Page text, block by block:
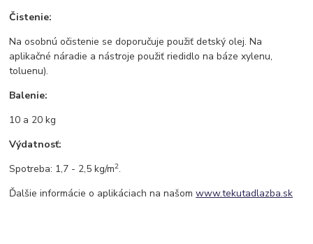
Čistenie:
Na osobnú očistenie se doporučuje použiť detský olej. Na
aplikačné náradie a nástroje použiť riedidlo na báze xylenu,
toluenu).
Balenie:
10 a 20 kg
Výdatnosť:
Spotreba: 1,7 - 2,5 kg/m2.
Ďalšie informácie o aplikáciach na našomwww.tekutadlazba.sk